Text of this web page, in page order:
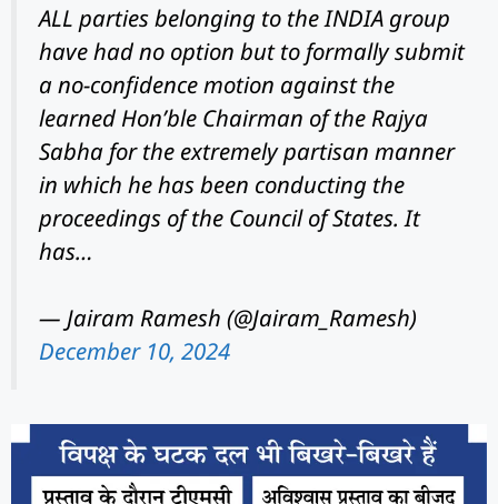
ALL parties belonging to the INDIA group
have had no option but to formally submit
a no-confidence motion against the
learned Hon’ble Chairman of the Rajya
Sabha for the extremely partisan manner
in which he has been conducting the
proceedings of the Council of States. It
has…
— Jairam Ramesh (@Jairam_Ramesh)
December 10, 2024